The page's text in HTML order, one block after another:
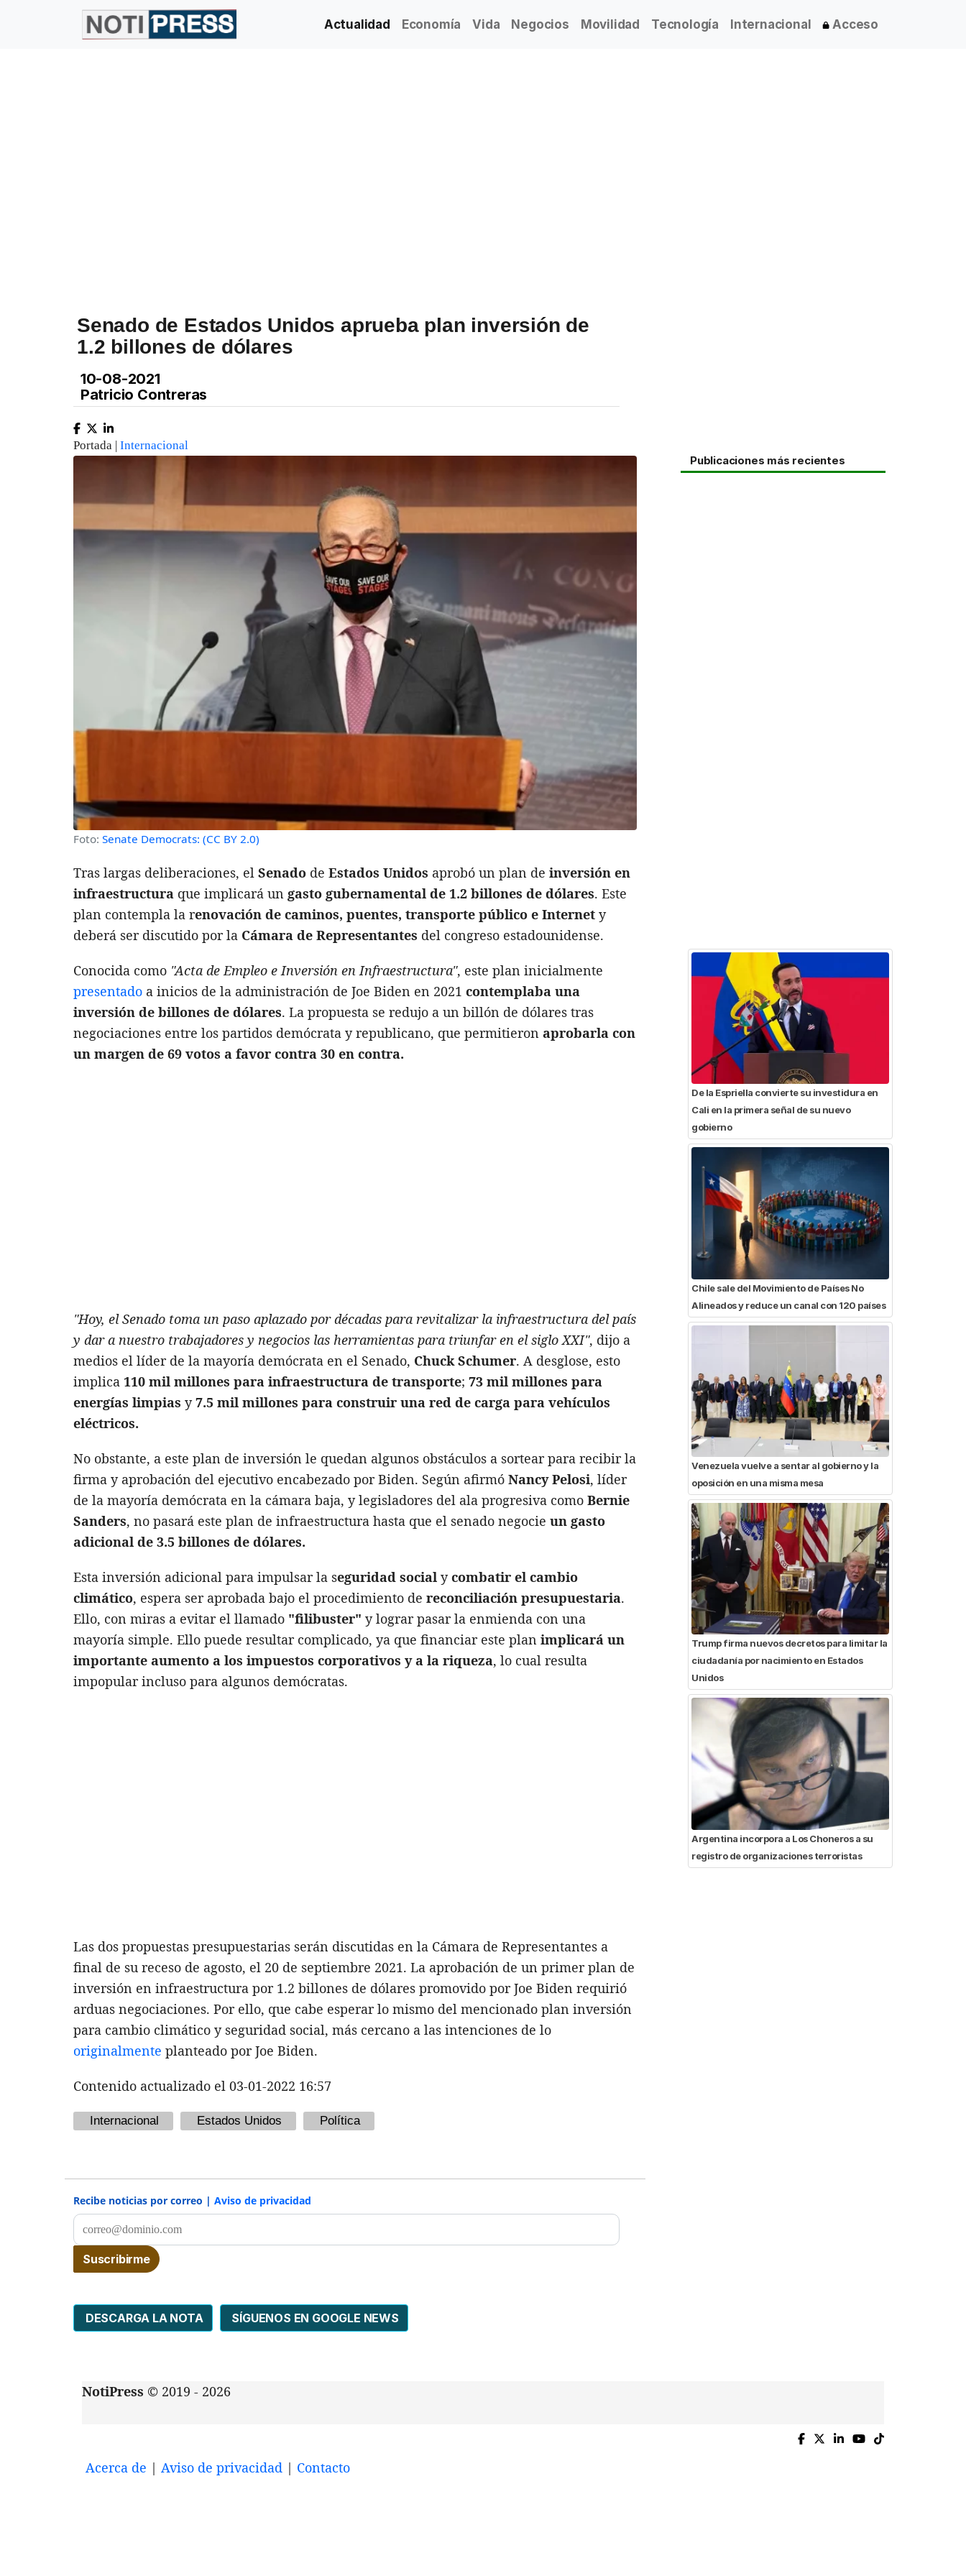
Actualidad Economía Vida Negocios Movilidad Tecnología Internacional Acceso
Senado de Estados Unidos aprueba plan inversión de
1.2 billones de dólares
10-08-2021
Patricio Contreras
Portada | Internacional
Foto: Senate Democrats: (CC BY 2.0)
Tras largas deliberaciones, el Senado de Estados Unidos aprobó un plan de inversión en
infraestructura que implicará un gasto gubernamental de 1.2 billones de dólares. Este
plan contempla la renovación de caminos, puentes, transporte público e Internet y
deberá ser discutido por la Cámara de Representantes del congreso estadounidense.
Conocida como "Acta de Empleo e Inversión en Infraestructura", este plan inicialmente
presentado a inicios de la administración de Joe Biden en 2021 contemplaba una
inversión de billones de dólares. La propuesta se redujo a un billón de dólares tras
negociaciones entre los partidos demócrata y republicano, que permitieron aprobarla con
un margen de 69 votos a favor contra 30 en contra.
"Hoy, el Senado toma un paso aplazado por décadas para revitalizar la infraestructura del país
y dar a nuestro trabajadores y negocios las herramientas para triunfar en el siglo XXI", dijo a
medios el líder de la mayoría demócrata en el Senado, Chuck Schumer. A desglose, esto
implica 110 mil millones para infraestructura de transporte; 73 mil millones para
energías limpias y7.5 mil millones para construir una red de carga para vehículos
eléctricos.
No obstante, a este plan de inversión le quedan algunos obstáculos a sortear para recibir la
firma y aprobación del ejecutivo encabezado por Biden. Según afirmó Nancy Pelosi, líder
de la mayoría demócrata en la cámara baja, y legisladores del ala progresiva como Bernie
Sanders, no pasará este plan de infraestructura hasta que el senado negocie un gasto
adicional de 3.5 billones de dólares.
Esta inversión adicional para impulsar la seguridad social ycombatir el cambio
climático, espera ser aprobada bajo el procedimiento de reconciliación presupuestaria.
Ello, con miras a evitar el llamado "filibuster" y lograr pasar la enmienda con una
mayoría simple. Ello puede resultar complicado, ya que financiar este plan implicará un
importante aumento a los impuestos corporativos y a la riqueza, lo cual resulta
impopular incluso para algunos demócratas.
Las dos propuestas presupuestarias serán discutidas en la Cámara de Representantes a
final de su receso de agosto, el 20 de septiembre 2021. La aprobación de un primer plan de
inversión en infraestructura por 1.2 billones de dólares promovido por Joe Biden requirió
arduas negociaciones. Por ello, que cabe esperar lo mismo del mencionado plan inversión
para cambio climático y seguridad social, más cercano a las intenciones de lo
originalmente planteado por Joe Biden.
Contenido actualizado el 03-01-2022 16:57
Internacional Estados Unidos Política
Recibe noticias por correo | Aviso de privacidad
DESCARGA LA NOTA SÍGUENOS EN GOOGLE NEWS
Publicaciones más recientes
De la Espriella convierte su investidura en
Cali en la primera señal de su nuevo
gobierno
Chile sale del Movimiento de Países No
Alineados y reduce un canal con 120 países
Venezuela vuelve a sentar al gobierno y la
oposición en una misma mesa
Trump firma nuevos decretos para limitar la
ciudadanía por nacimiento en Estados
Unidos
Argentina incorpora a Los Choneros a su
registro de organizaciones terroristas
NotiPress © 2019 - 2026
Acerca de | Aviso de privacidad | Contacto